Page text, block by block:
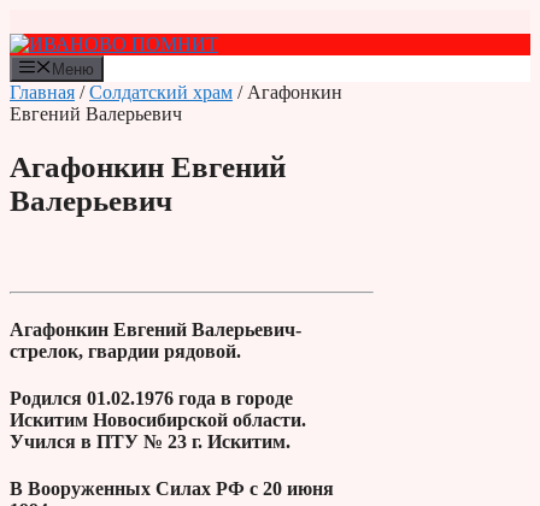
к
содержимому
Меню
Главная /Солдатский храм / Агафонкин
Евгений Валерьевич
Агафонкин Евгений
Валерьевич
Агафонкин Евгений Валерьевич-
стрелок, гвардии рядовой.
Родился 01.02.1976 года в городе
Искитим Новоси­бирской области.
Учился в ПТУ № 23 г. Иски­тим.
В Вооружен­ных Силах РФ с 20 июня